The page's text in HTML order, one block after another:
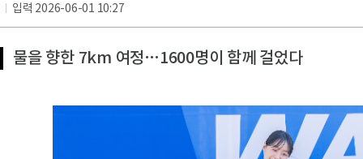
입력 2026-06-01 10:27
물을 향한 7km 여정…1600명이 함께 걸었다